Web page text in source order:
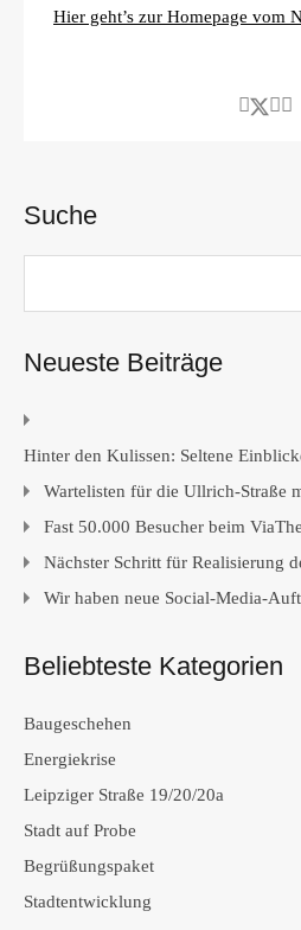
Hier geht’s zur Homepage vom
Suche
Neueste Beiträge
Hinter den Kulissen: Seltene
Wartelisten für die Ullrich-Straße
Fast 50.000 Besucher beim
Nächster Schritt für Realisierung
Wir haben neue Social-Media-
Beliebteste Kategorien
Baugeschehen
Energiekrise
Leipziger Straße 19/20/20a
Stadt auf Probe
Begrüßungspaket
Stadtentwicklung